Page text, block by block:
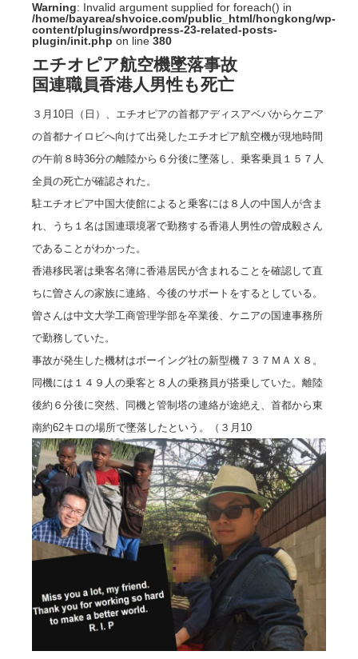
Warning: Invalid argument supplied for foreach() in
/home/bayarea/shvoice.com/public_html/hongkong/wp-
content/plugins/wordpress-23-related-posts-
plugin/init.php on line 380
エチオピア航空機墜落事故
国連職員香港人男性も死亡
３月10日（日）、エチオピアの首都アディスアベバからケニア
の首都ナイロビへ向けて出発したエチオピア航空機が現地時間
の午前８時36分の離陸から６分後に墜落し、乗客乗員１５７人
全員の死亡が確認された。
駐エチオピア中国大使館によると乗客には８人の中国人が含ま
れ、うち１名は国連環境署で勤務する香港人男性の曽成毅さん
であることがわかった。
香港移民署は乗客名簿に香港居民が含まれることを確認して直
ちに曽さんの家族に連絡、 今後のサポートをするとしている。
曽さんは中文大学工商管理学部を卒業後、ケニアの国連事務所
で勤務していた。
事故が発生した機材はボーイング社の新型機７３７ＭＡＸ８。
同機には１４９人の乗客と８人の乗務員が搭乗していた。離陸
後約６分後に突然、同機と管制塔の連絡が途絶え、首都から東
南約62キロの場所で墜落したという。（３月10